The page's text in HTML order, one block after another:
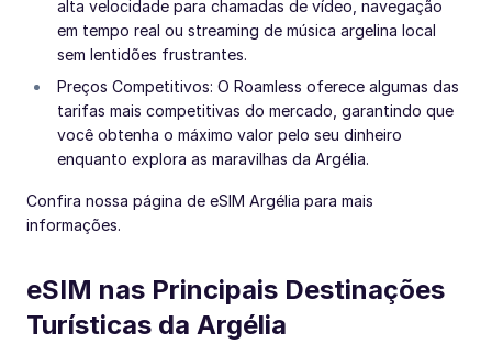
alta velocidade para chamadas de vídeo, navegação
em tempo real ou streaming de música argelina local
sem lentidões frustrantes.
Preços Competitivos: O Roamless oferece algumas das
tarifas mais competitivas do mercado, garantindo que
você obtenha o máximo valor pelo seu dinheiro
enquanto explora as maravilhas da Argélia.
Confira nossa página de eSIM Argélia para mais
informações.
eSIM nas Principais Destinações
Turísticas da Argélia